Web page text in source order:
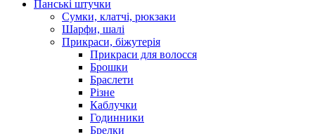
Панські штучки
Сумки, клатчі, рюкзаки
Шарфи, шалі
Прикраси, біжутерія
Прикраси для волосся
Брошки
Браслети
Різне
Каблучки
Годинники
Брелки